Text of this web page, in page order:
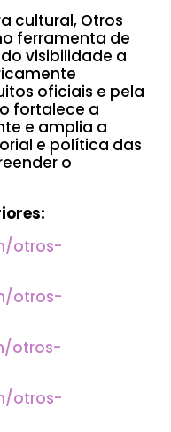
cultural, Otros
ferramenta de
visibilidade a
oficiais e pela
fortalece a
e amplia a
e política das
o
otros-
otros-
otros-
otros-